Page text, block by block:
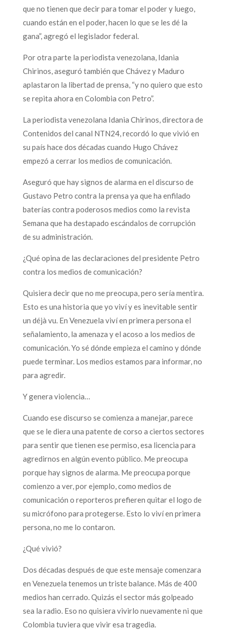
que no tienen que decir para tomar el poder y luego,
cuando están en el poder, hacen lo que se les dé la
gana”, agregó el legislador federal.
Por otra parte la periodista venezolana, Idania
Chirinos, aseguró también que Chávez y Maduro
aplastaron la libertad de prensa, “y no quiero que esto
se repita ahora en Colombia con Petro”.
La periodista venezolana Idania Chirinos, directora de
Contenidos del canal NTN24, recordó lo que vivió en
su país hace dos décadas cuando Hugo Chávez
empezó a cerrar los medios de comunicación.
Aseguró que hay signos de alarma en el discurso de
Gustavo Petro contra la prensa ya que ha enfilado
baterías contra poderosos medios como la revista
Semana que ha destapado escándalos de corrupción
de su administración.
¿Qué opina de las declaraciones del presidente Petro
contra los medios de comunicación?
Quisiera decir que no me preocupa, pero sería mentira.
Esto es una historia que yo viví y es inevitable sentir
un déjà vu. En Venezuela viví en primera persona el
señalamiento, la amenaza y el acoso a los medios de
comunicación. Yo sé dónde empieza el camino y dónde
puede terminar. Los medios estamos para informar, no
para agredir.
Y genera violencia…
Cuando ese discurso se comienza a manejar, parece
que se le diera una patente de corso a ciertos sectores
para sentir que tienen ese permiso, esa licencia para
agredirnos en algún evento público. Me preocupa
porque hay signos de alarma. Me preocupa porque
comienzo a ver, por ejemplo, como medios de
comunicación o reporteros prefieren quitar el logo de
su micrófono para protegerse. Esto lo viví en primera
persona, no me lo contaron.
¿Qué vivió?
Dos décadas después de que este mensaje comenzara
en Venezuela tenemos un triste balance. Más de 400
medios han cerrado. Quizás el sector más golpeado
sea la radio. Eso no quisiera vivirlo nuevamente ni que
Colombia tuviera que vivir esa tragedia.